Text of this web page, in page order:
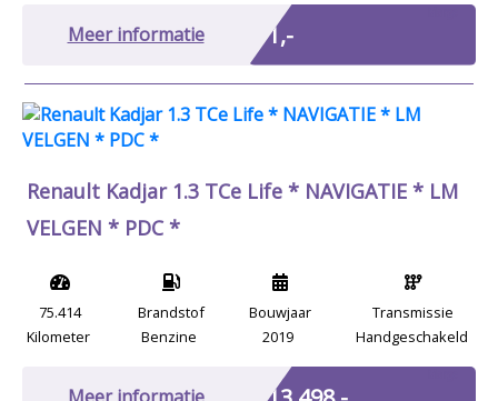
Meer informatie € 1,-
Renault Kadjar 1.3 TCe Life * NAVIGATIE * LM
VELGEN * PDC *
75.414
Kilometer
Brandstof
Benzine
Bouwjaar
2019
Transmissie
Handgeschakeld